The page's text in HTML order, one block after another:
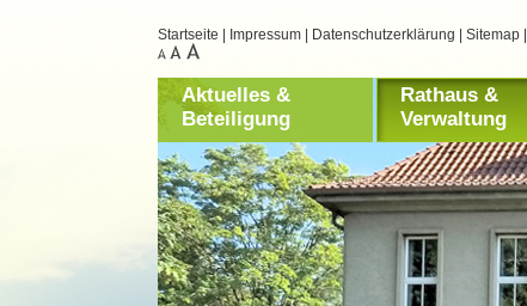
Startseite Impressum Datenschutzerklärung Sitemap
Aktuelles &
Beteiligung
Rathaus &
Verwaltung